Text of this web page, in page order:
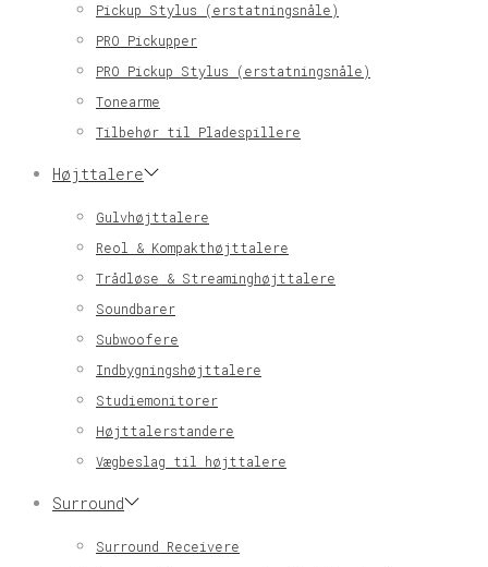
Pickup Stylus (erstatningsnåle)
PRO Pickupper
PRO Pickup Stylus (erstatningsnåle)
Tonearme
Tilbehør til Pladespillere
Højttalere
Gulvhøjttalere
Reol & Kompakthøjttalere
Trådløse & Streaminghøjttalere
Soundbarer
Subwoofere
Indbygningshøjttalere
Studiemonitorer
Højttalerstandere
Vægbeslag til højttalere
Surround
Surround Receivere